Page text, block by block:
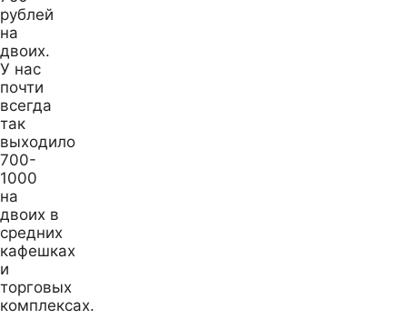
рублей
на
двоих.
У нас
почти
всегда
так
выходило
700-
1000
на
двоих в
средних
кафешках
и
торговых
комплексах.